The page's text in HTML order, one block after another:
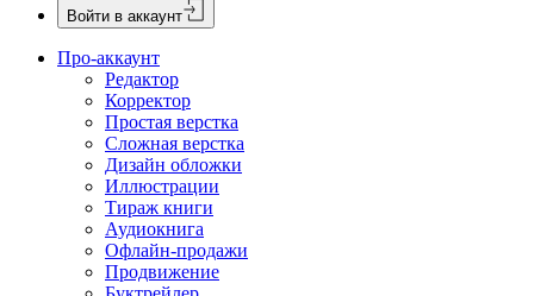
Войти в аккаунт
Про-аккаунт
Редактор
Корректор
Простая верстка
Сложная верстка
Дизайн обложки
Иллюстрации
Тираж книги
Аудиокнига
Офлайн-продажи
Продвижение